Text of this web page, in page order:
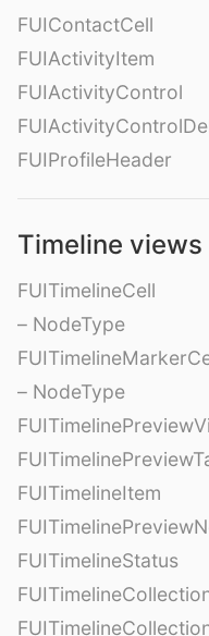
FUIContactCell
FUIActivityItem
FUIActivityControl
FUIProfileHeader
Timeline views
FUITimelineCell
– NodeType
– NodeType
FUITimelineItem
FUITimelineStatus